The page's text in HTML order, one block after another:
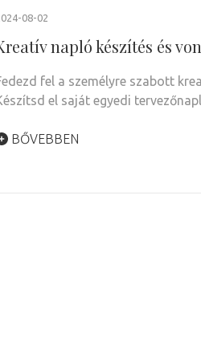
08-02
napló készítés és
fel a személyre szabott
el saját egyedi
BŐVEBBEN